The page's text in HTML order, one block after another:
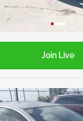
Join Live